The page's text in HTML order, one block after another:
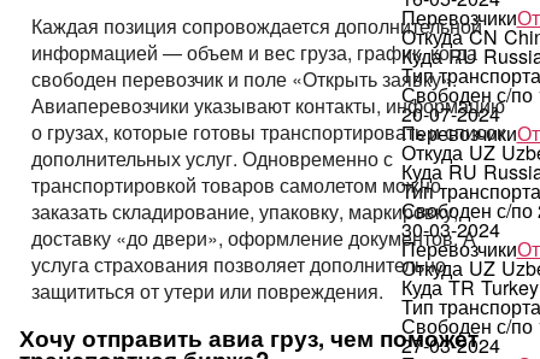
Перевозчики
Откуда CN
Куда RU
Тип транспорта
Свободен с/по
20-07-2024
Перевозчики
Откуда UZ
Куда RU
Тип транспорта
Свободен с/по
30-03-2024
Перевозчики
Откуда UZ
Куда TR Turkey
Тип транспорта
Свободен с/по
27-03-2024
Каждая позиция сопровождается дополнительной
информацией — объем и вес груза, график, когда
свободен перевозчик и поле «Открыть заявку».
Авиаперевозчики указывают контакты, информацию
о грузах, которые готовы транспортировать и список
дополнительных услуг. Одновременно с
транспортировкой товаров самолетом можно
заказать складирование, упаковку, маркировку,
доставку «до двери», оформление документов. А
услуга страхования позволяет дополнительно
защититься от утери или повреждения.
Хочу отправить авиа груз, чем поможет